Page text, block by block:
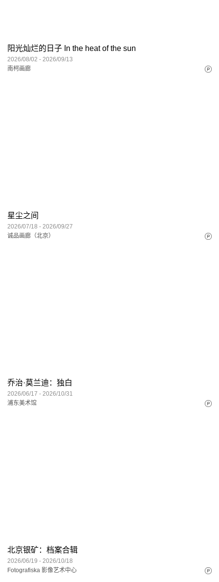
阳光灿烂的日子 In the heat of the sun
2026/08/02 - 2026/09/13
南柯画廊
星尘之间
2026/07/18 - 2026/09/27
诚品画廊（北京）
乔治·莫兰迪：独白
2026/06/17 - 2026/10/31
浦东美术馆
北京银矿：档案合辑
2026/06/19 - 2026/10/18
Fotografiska 影像艺术中心